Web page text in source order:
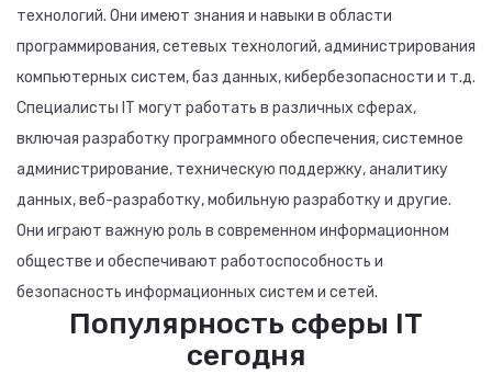
технологий. Они имеют знания и навыки в области
программирования, сетевых технологий, администрирования
компьютерных систем, баз данных, кибербезопасности и т.д.
Специалисты IT могут работать в различных сферах,
включая разработку программного обеспечения, системное
администрирование, техническую поддержку, аналитику
данных, веб-разработку, мобильную разработку и другие.
Они играют важную роль в современном информационном
обществе и обеспечивают работоспособность и
безопасность информационных систем и сетей.
Популярность сферы IT
сегодня